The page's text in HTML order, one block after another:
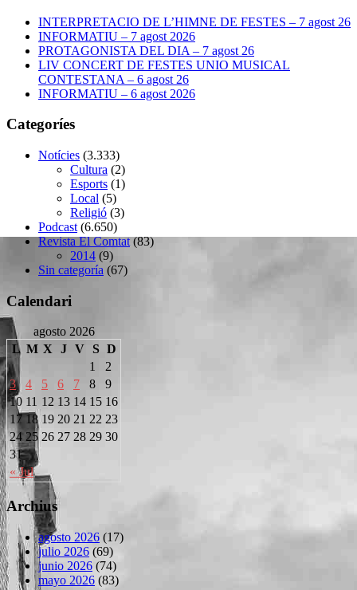
INTERPRETACIO DE L’HIMNE DE FESTES – 7 agost 26
INFORMATIU – 7 agost 2026
PROTAGONISTA DEL DIA – 7 agost 26
LIV CONCERT DE FESTES UNIO MUSICAL
CONTESTANA – 6 agost 26
INFORMATIU – 6 agost 2026
Categoríes
Notícies (3.333)
Cultura (2)
Esports (1)
Local (5)
Religió (3)
Podcast (6.650)
Revista El Comtat(83)
2014 (9)
Sin categoría (67)
Calendari
agosto 2026
L M X J V S D
« Jul
1
2
3
4 5 6 7 8
9
10 11 12 13 14 15 16
17 18 19 20 21 22 23
24 25 26 27 28 29 30
31
Archius
agosto 2026 (17)
julio 2026 (69)
junio 2026 (74)
mayo 2026 (83)